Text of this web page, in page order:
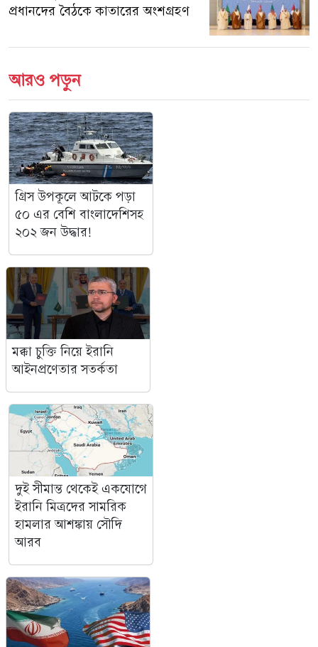
প্রধানদের বৈঠকে কাতারের অংশগ্রহণ
আরও পড়ুন
গ্রিস উপকূলে আটকে পড়া
৫০ এর বেশি বাংলাদেশিসহ
২০২ জন উদ্ধার!
মক্কা চুক্তি নিয়ে ইরানি
আইনপ্রণেতার সতর্কতা
দুই সীমান্ত থেকেই একযোগে
ইরানি মিত্রদের সামরিক
হামলার আশঙ্কায় সৌদি
আরব